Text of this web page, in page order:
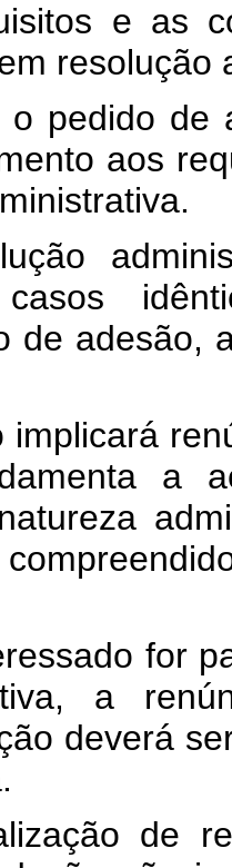
e as
resolução
o pedido de
aos
de adesão,
implicará
a
for
a
deverá
de